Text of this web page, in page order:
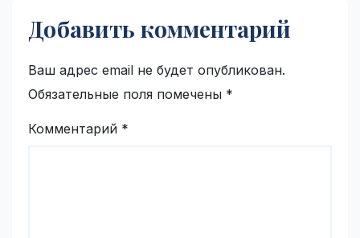
Добавить комментарий
Ваш адрес email не будет опубликован.
Обязательные поля помечены *
Комментарий *